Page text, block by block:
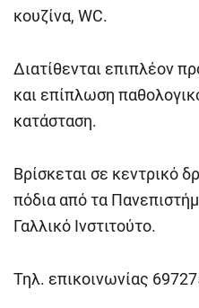
κουζίνα, WC.
Διατίθενται επιπλέον
και επίπλωση
κατάσταση.
Βρίσκεται σε κεντρικό
πόδια από τα
Γαλλικό Ινστιτούτο.
Τηλ. επικοινωνίας